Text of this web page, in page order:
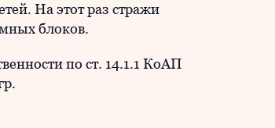
На этот раз стражи
блоков.
по ст. 14.1.1 КоАП